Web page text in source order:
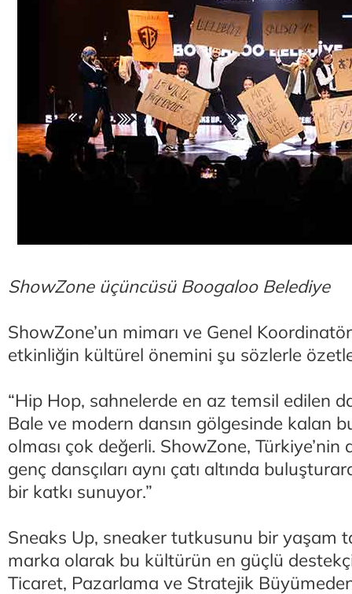
ShowZone üçüncüsü Boogaloo Belediye
ShowZone’un mimarı ve Genel
etkinliğin kültürel önemini şu sözlerle
“Hip Hop, sahnelerde en az temsil edilen
Bale ve modern dansın gölgesinde kalan
olması çok değerli. ShowZone, Türkiye’nin
genç dansçıları aynı çatı altında
bir katkı sunuyor.”
Sneaks Up, sneaker tutkusunu bir yaşam
marka olarak bu kültürün en güçlü
Ticaret, Pazarlama ve Stratejik